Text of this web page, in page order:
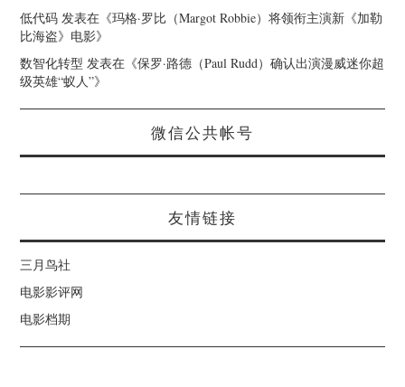
低代码 发表在《玛格·罗比（Margot Robbie）将领衔主演新《加勒
比海盗》电影》
数智化转型 发表在《保罗·路德（Paul Rudd）确认出演漫威迷你超
级英雄“蚁人”》
微信公共帐号
友情链接
三月鸟社
电影影评网
电影档期